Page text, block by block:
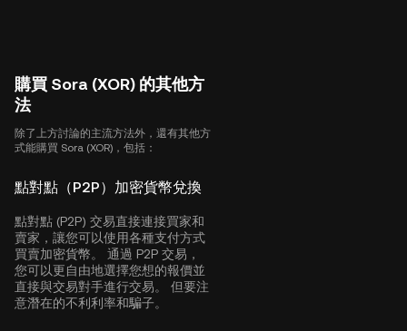
購買 Sora (XOR) 的其他方
法
除了上方討論的主流方法外，還有其他方
式能購買 Sora (XOR)，包括：
點對點（P2P）加密貨幣兌換
點對點 (P2P) 交易直接連接買家和
賣家，讓您可以使用各種支付方式
買賣加密貨幣。 通過 P2P 交易，
您可以更自由地選擇您想的報價並
直接與交易對手進行交易。 但要注
意潛在的不利利率和騙子。